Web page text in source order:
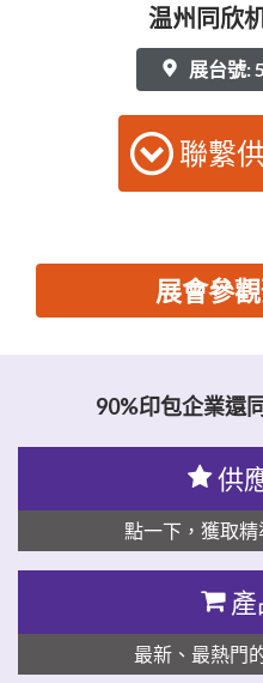
温州同欣
展台號:
聯繫
展會參
90%印包企業還
供
點一下，獲取
最新、最熱門